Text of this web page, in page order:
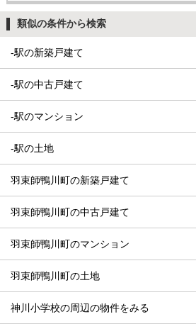
類似の条件から検索
-駅の新築戸建て
-駅の中古戸建て
-駅のマンション
-駅の土地
羽束師鴨川町の新築戸建て
羽束師鴨川町の中古戸建て
羽束師鴨川町のマンション
羽束師鴨川町の土地
神川小学校の周辺の物件をみる